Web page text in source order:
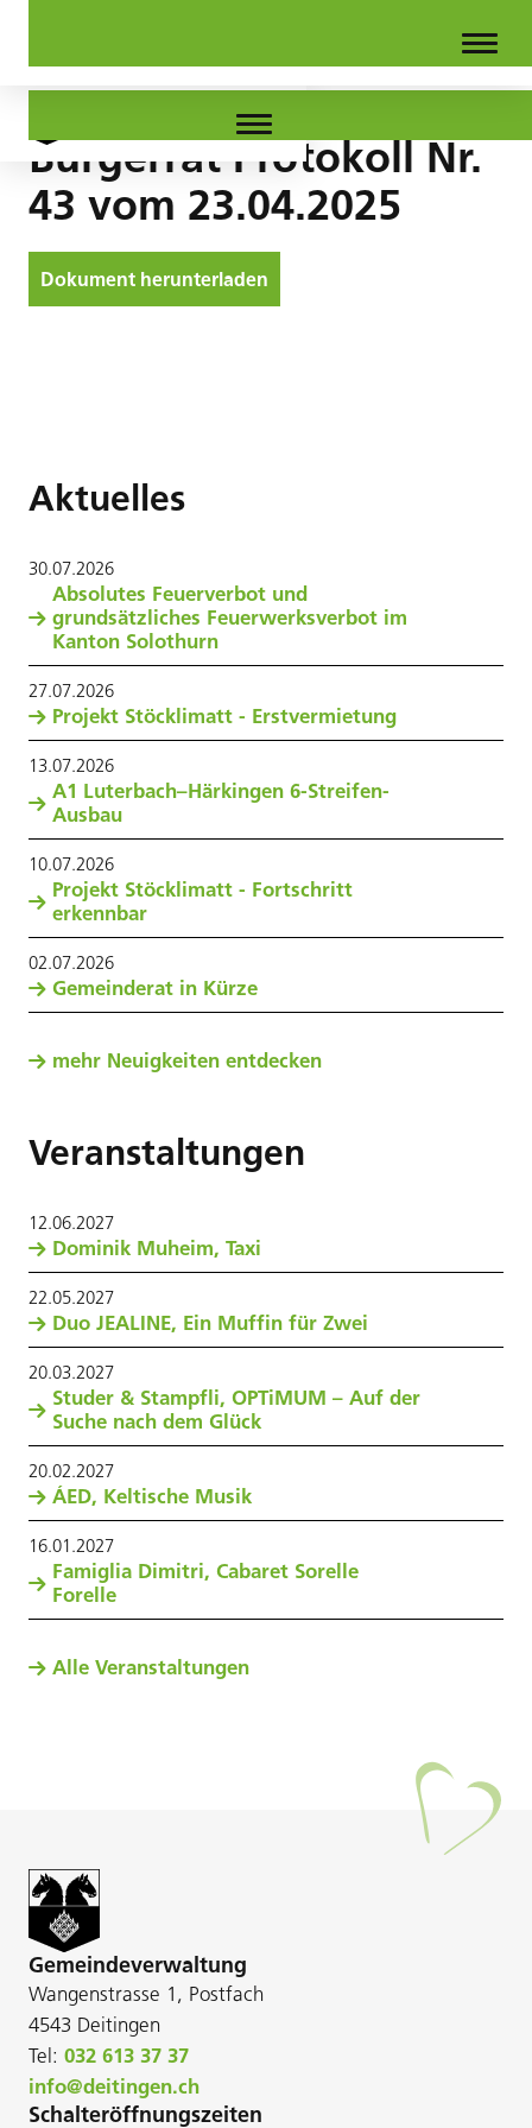
Bürgerrat Protokoll Nr.
43 vom 23.04.2025
Dokument herunterladen
Aktuelles
30.07.2026
Absolutes Feuerverbot und
grundsätzliches Feuerwerksverbot im
Kanton Solothurn
27.07.2026
Projekt Stöcklimatt - Erstvermietung
13.07.2026
A1 Luterbach–Härkingen 6-Streifen-
Ausbau
10.07.2026
Projekt Stöcklimatt - Fortschritt
erkennbar
02.07.2026
Gemeinderat in Kürze
mehr Neuigkeiten entdecken
Veranstaltungen
12.06.2027
Dominik Muheim, Taxi
22.05.2027
Duo JEALINE, Ein Muffin für Zwei
20.03.2027
Studer & Stampfli, OPTiMUM – Auf der
Suche nach dem Glück
20.02.2027
ÁED, Keltische Musik
16.01.2027
Famiglia Dimitri, Cabaret Sorelle
Forelle
Alle Veranstaltungen
Gemeindeverwaltung
Wangenstrasse 1, Postfach
4543 Deitingen
Tel: 032 613 37 37
info@deitingen.ch
Schalteröffnungszeiten